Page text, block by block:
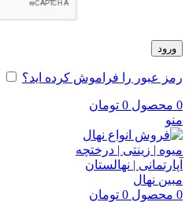
ورود
رمز عبور را فراموش کرده اید؟
0 محصول 0 تومان
منو
0 محصول 0 تومان